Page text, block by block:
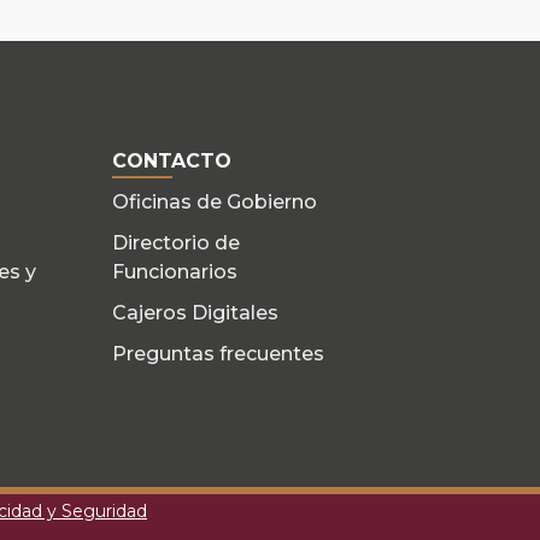
y
CONTACTO
Oficinas de Gobierno
Directorio de
Funcionarios
Cajeros Digitales
Preguntas frecuentes
y Seguridad